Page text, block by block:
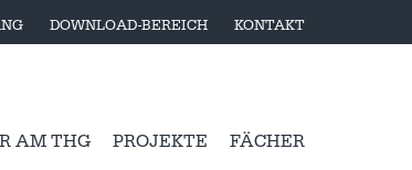
DOWNLOAD-BEREICH KONTAKT
AM THG PROJEKTE FÄCHER